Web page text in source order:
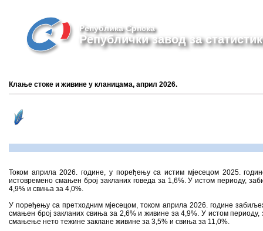
Република Српска
Републички завод за
Клање стоке и живине у кланицама, април 2026.
Током априла 2026. године, у поређењу са истим мјесецом 2025.
истовремено смањен број закланих говеда за 1,6%. У истом периоду,
4,9% и свиња за 4,0%.
У поређењу са претходним мјесецом, током априла 2026. године
смањен број закланих свиња за 2,6% и живине за 4,9%. У истом
смањење нето тежине заклане живине за 3,5% и свиња за 11,0%.